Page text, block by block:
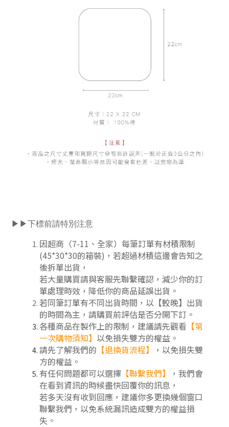
▶▶下標前請特別注意
因超商（7-11、全家）每筆訂單有材積限制
(45*30*30的箱裝)，若超過材積這邊會告知之
後拆單出貨，
若大量購買請與客服先聯繫確認，減少你的訂
單處理時效，降低你的商品延誤出貨。
若同筆訂單有不同出貨時間，以【較晚】出貨
的時間為主，請購買前評估是否分開下訂 。
各種商品在製作上的限制，建議請先觀看 【第
一次購物須知】 以免損失雙方的權益。
請先了解我們的 【退換貨流程】
，以免損失雙
方的權益。
有任何問題都可以選擇 【聯繫我們】
，我們會
在看到資訊的時候盡快回覆你的訊息，
若多天沒有收到回應，建議你多更換幾個窗口
聯繫我們，以免系統漏訊造成雙方的權益損
失。